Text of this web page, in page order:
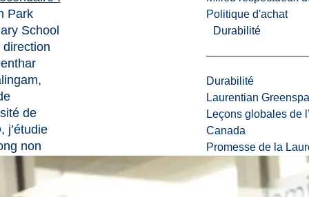
Politique d'achat
Durabilité
Durabilité
Laurentian
Leçons globales de
Canada
Promesse de la
Park
School
de
j’étudie
non
aux